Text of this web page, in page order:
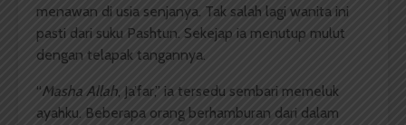
menawan di usia senjanya. Tak salah lagi wanita ini
pasti dari suku Pashtun. Sekejap ia menutup mulut
dengan telapak tangannya.
“Masha Allah, Ja’far,” ia tersedu sembari memeluk
ayahku. Beberapa orang berhamburan dari dalam